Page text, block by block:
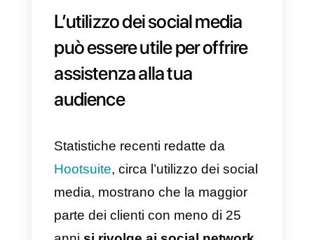
prodotto o servizio, e una pagina
“contattaci” per i clienti che hanno
bisogno di maggiori
può ottimizzare le richieste dei
clientiper metterli direttamente in
contatto con l’agente di
riferimento, risparmiando così